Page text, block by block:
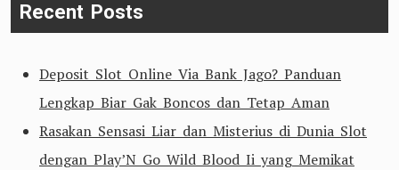
Recent Posts
Deposit Slot Online Via Bank Jago? Panduan
Lengkap Biar Gak Boncos dan Tetap Aman
Rasakan Sensasi Liar dan Misterius di Dunia Slot
dengan Play’N Go Wild Blood Ii yang Memikat